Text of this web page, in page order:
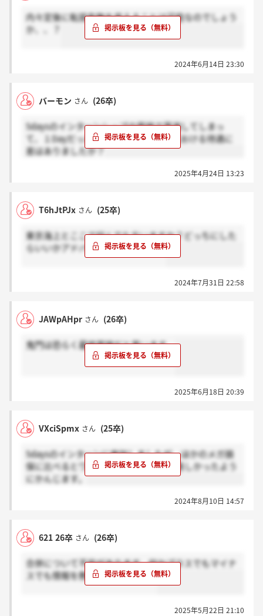
内々定後に転居有無を変えることは可能なのでしょう
か、、？
2024年6月14日 23:30
バーモン さん (26卒)
5daysのインターンシップの面接で落選してしまっ
て、１Dayだったんですけど、本選考における待遇に
差はありましたか？
2025年4月24日 13:23
T6hJtPJx さん (25卒)
東京海上とここで悩んでた方いますか？どっちにした
らいいかアドバイス頂きたいです。
2024年7月31日 22:58
JAWpAHpr さん (26卒)
鬼門は恐らく最終面接だと思います。
2025年6月18日 20:39
VXciSpmx さん (25卒)
5daysのインターンに参加しましたが、ほかのメガ損
保に比べるとワークの難易度は比較的易しかったよう
にかんじます。
2024年8月10日 14:57
621 26卒 さん (26卒)
合併について不安があります。何かプラスでもマイナ
スでも情報を教えて欲しいです。
2025年5月22日 21:10